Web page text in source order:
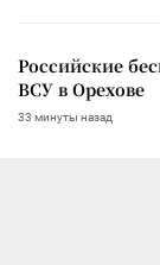
Российские
ВСУ в Орехове
33 минуты назад